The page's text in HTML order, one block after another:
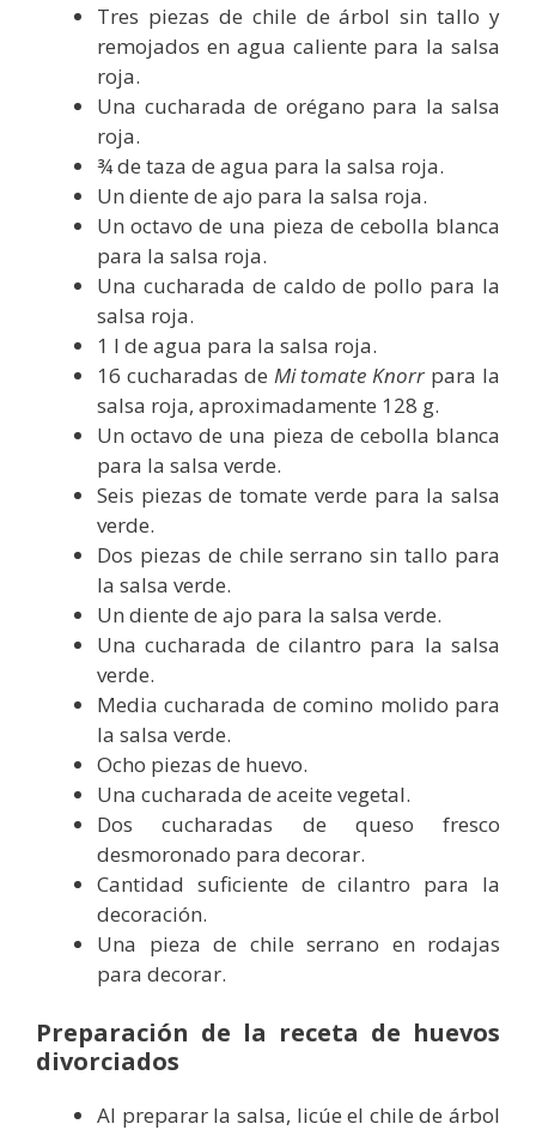
Tres piezas de chile de árbol sin tallo y
remojados en agua caliente para la salsa
roja.
Una cucharada de orégano para la salsa
roja.
¾ de taza de agua para la salsa roja.
Un diente de ajo para la salsa roja.
Un octavo de una pieza de cebolla blanca
para la salsa roja.
Una cucharada de caldo de pollo para la
salsa roja.
1 l de agua para la salsa roja.
16 cucharadas de Mi tomate Knorr para la
salsa roja, aproximadamente 128 g.
Un octavo de una pieza de cebolla blanca
para la salsa verde.
Seis piezas de tomate verde para la salsa
verde.
Dos piezas de chile serrano sin tallo para
la salsa verde.
Un diente de ajo para la salsa verde.
Una cucharada de cilantro para la salsa
verde.
Media cucharada de comino molido para
la salsa verde.
Ocho piezas de huevo.
Una cucharada de aceite vegetal.
Dos cucharadas de queso fresco
desmoronado para decorar.
Cantidad suficiente de cilantro para la
decoración.
Una pieza de chile serrano en rodajas
para decorar.
Preparación de la receta de huevos
divorciados
Al preparar la salsa, licúe el chile de árbol